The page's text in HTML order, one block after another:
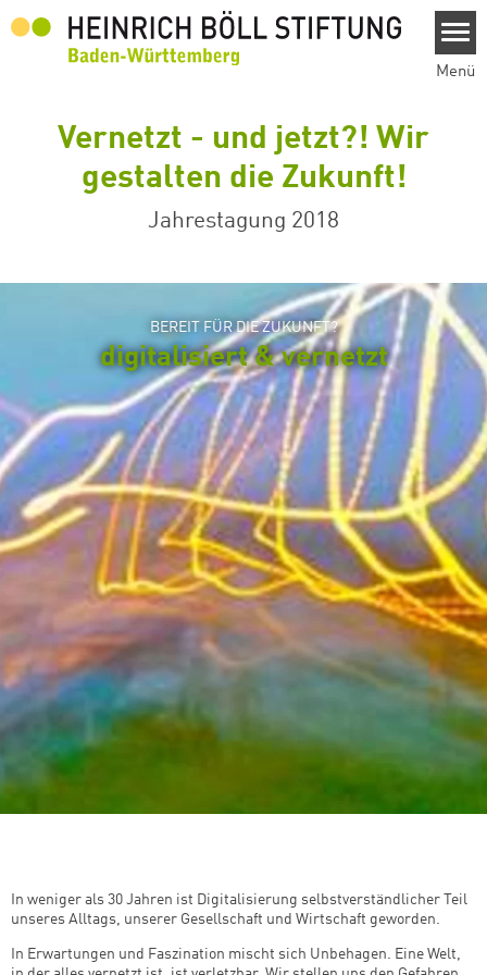
Menü
Vernetzt - und jetzt?! Wir
gestalten die Zukunft!
Jahrestagung 2018
BEREIT FÜR DIE ZUKUNFT?
digitalisiert & vernetzt
In weniger als 30 Jahren ist Digitalisierung selbstverständlicher Teil
unseres Alltags, unserer Gesellschaft und Wirtschaft geworden.
In Erwartungen und Faszination mischt sich Unbehagen. Eine Welt,